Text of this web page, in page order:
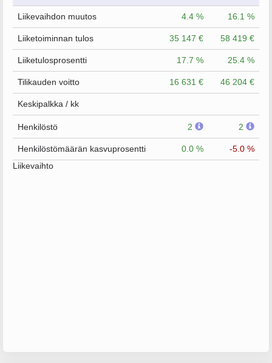
Liikevaihdon muutos 4.4 % 16.1 %
Liiketoiminnan tulos 35 147 € 58 419 €
Liiketulosprosentti 17.7 % 25.4 %
Tilikauden voitto 16 631 € 46 204 €
Keskipalkka / kk
Henkilöstö 2 2
Henkilöstömäärän kasvuprosentti 0.0 %
-5.0 %
Liikevaihto